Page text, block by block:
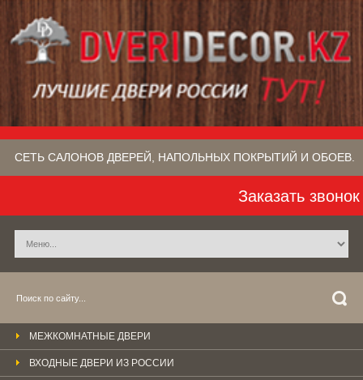
СЕТЬ САЛОНОВ ДВЕРЕЙ, НАПОЛЬНЫХ ПОКРЫТИЙ​ И ОБОЕВ.
Заказать звонок
МЕЖКОМНАТНЫЕ ДВЕРИ
ВХОДНЫЕ ДВЕРИ ИЗ РОССИИ